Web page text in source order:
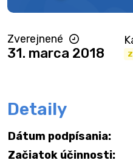
Zverejnené
31. marca 2018
Detaily
Dátum podpísania:
Začiatok účinnosti: